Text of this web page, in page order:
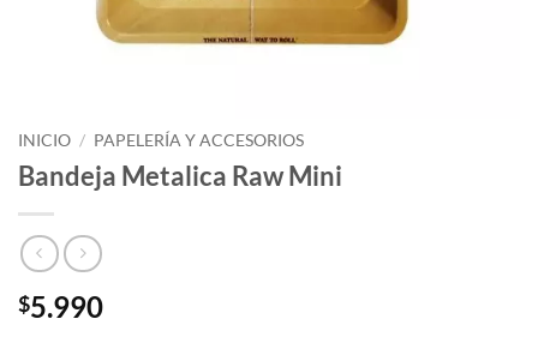
INICIO / PAPELERÍA Y ACCESORIOS
Bandeja Metalica Raw Mini
$5.990